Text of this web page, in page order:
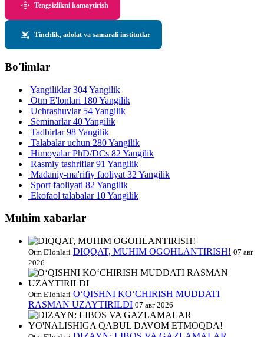
Tengsizlikni kamaytirish
Tinchlik, adolat va samarali institutlar
Bo'limlar
Yangiliklar304 Yangilik
Otm E'lonlari 180 Yangilik
Uchrashuvlar 54 Yangilik
Seminarlar40 Yangilik
Tadbirlar98 Yangilik
Talabalar uchun 280 Yangilik
Himoyalar PhD/DCs 82 Yangilik
Rasmiy tashriflar91 Yangilik
Madaniy-ma'rifiy faoliyat 32 Yangilik
Sport faoliyati 82 Yangilik
Ekofaol talabalar 10 Yangilik
Muhim xabarlar
Otm E'lonlari DIQQAT, MUHIM OGOHLANTIRISH! 07 авг
2026
Otm E'lonlari O‘QISHNI KO‘CHIRISH MUDDATI
RASMAN UZAYTIRILDI 07 авг 2026